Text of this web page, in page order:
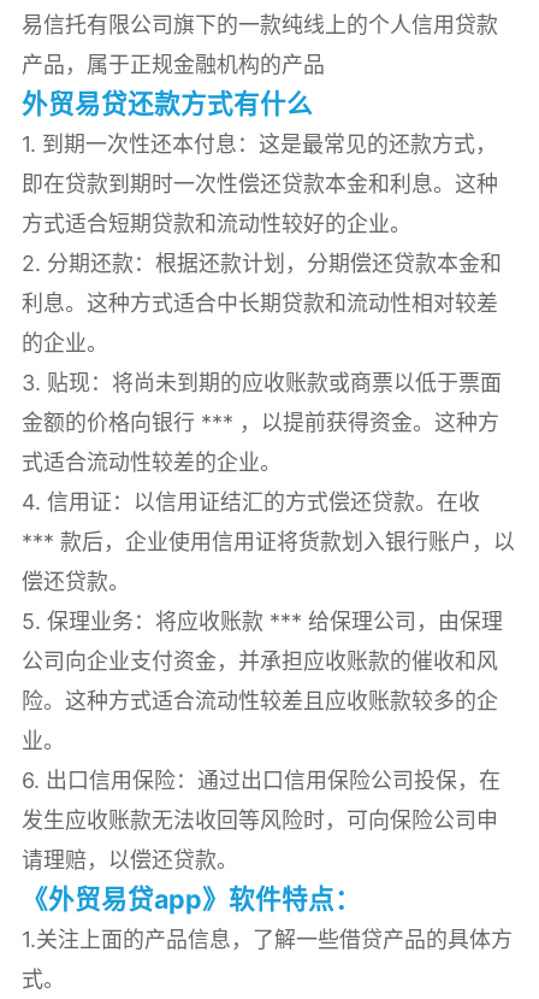
易信托有限公司旗下的一款纯线上的个人信用贷款
产品，属于正规金融机构的产品
‌外贸易贷还款方式有什么
1. 到期一次性还本付息：这是最常见的还款方式，
即在贷款到期时一次性偿还贷款本金和利息。这种
方式适合短期贷款和流动性较好的企业。
2. 分期还款：根据还款计划，分期偿还贷款本金和
利息。这种方式适合中长期贷款和流动性相对较差
的企业。
3. 贴现：将尚未到期的应收账款或商票以低于票面
金额的价格向银行 *** ，以提前获得资金。这种方
式适合流动性较差的企业。
4. 信用证：以信用证结汇的方式偿还贷款。在收
*** 款后，企业使用信用证将货款划入银行账户，以
偿还贷款。
5. 保理业务：将应收账款 *** 给保理公司，由保理
公司向企业支付资金，并承担应收账款的催收和风
险。这种方式适合流动性较差且应收账款较多的企
业。
6. 出口信用保险：通过出口信用保险公司投保，在
发生应收账款无法收回等风险时，可向保险公司申
请理赔，以偿还贷款。
《外贸易贷app》软件特点：
1.关注上面的产品信息，了解一些借贷产品的具体方
式。